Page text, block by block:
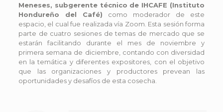
Meneses, subgerente técnico de IHCAFE (Instituto
Hondureño del Café) como moderador de este
espacio, el cual fue realizada vía Zoom. Esta sesión forma
parte de cuatro sesiones de temas de mercado que se
estarán facilitando durante el mes de noviembre y
primera semana de diciembre, contando con diversidad
en la temática y diferentes expositores, con el objetivo
que las organizaciones y productores prevean las
oportunidades y desafíos de esta cosecha.